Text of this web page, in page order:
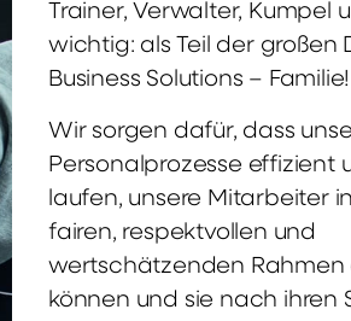
Trainer, Verwalter, Kumpel
wichtig: als Teil der großen
Business Solutions – Familie!
Wir sorgen dafür, dass
Personalprozesse effizient
laufen, unsere Mitarbeiter
fairen, respektvollen und
wertschätzenden Rahmen
können und sie nach ihren